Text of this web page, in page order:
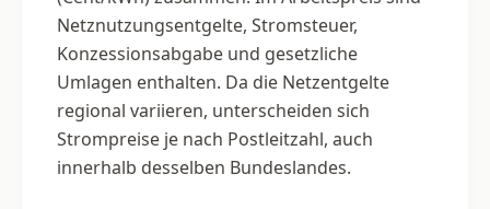
Netznutzungsentgelte, Stromsteuer,
Konzessionsabgabe und gesetzliche
Umlagen enthalten. Da die Netzentgelte
regional variieren, unterscheiden sich
Strompreise je nach Postleitzahl, auch
innerhalb desselben Bundeslandes.